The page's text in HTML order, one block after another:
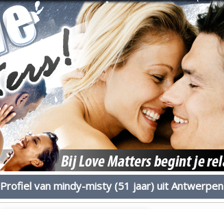
Profiel van mindy-misty (51 jaar) uit Antwerpen